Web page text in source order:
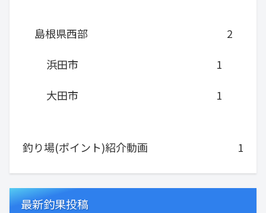
島根県西部
2
浜田市
1
大田市
1
釣り場(ポイント)紹介動画 1
最新釣果投稿